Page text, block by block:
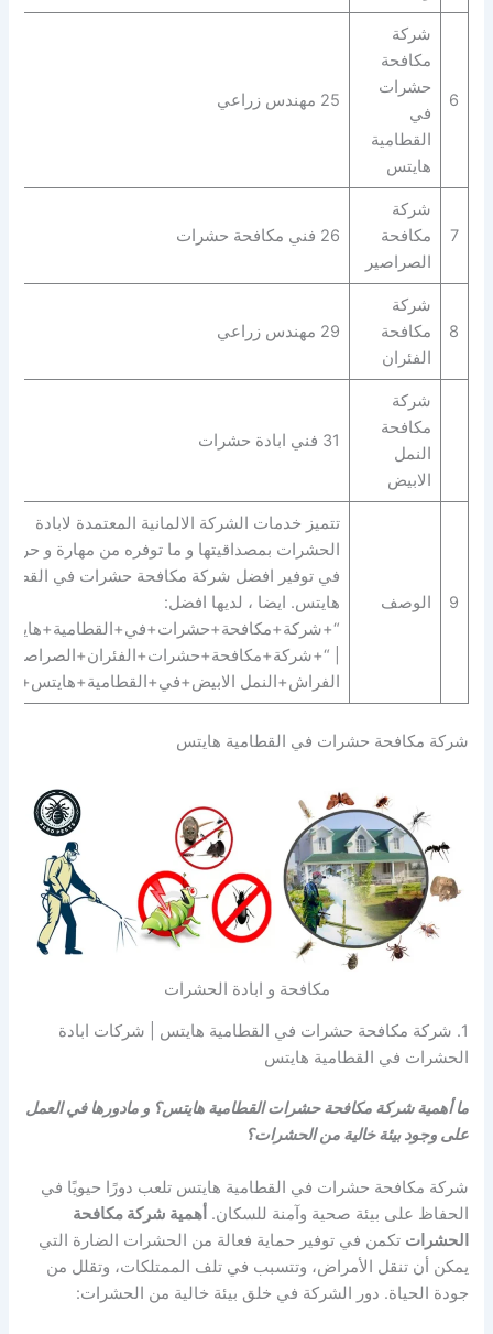
6
شركة
مكافحة
حشرات
في
القطامية
هايتس
25 مهندس زراعي
7
شركة
مكافحة
الصراصير
26 فني مكافحة حشرات
8
شركة
مكافحة
الفئران
29 مهندس زراعي
شركة
مكافحة
النمل
الابيض
31 فني ابادة حشرات
9 الوصف
تتميز خدمات الشركة الالمانية المعتمدة لابادة
الحشرات بمصداقيتها و ما توفره من مهارة و حرفية
في توفير افضل شركة مكافحة حشرات في
هايتس. ايضا ، لديها افضل:
|
الفراش+النمل الابيض+في+القطامية+هايتس+”.
شركة مكافحة حشرات في القطامية هايتس
مكافحة و ابادة الحشرات
1. شركة مكافحة حشرات في القطامية هايتس | شركات ابادة
الحشرات في القطامية هايتس
ما أهمية شركة مكافحة حشرات القطامية هايتس؟ و مادورها في العمل
على وجود بيئة خالية من الحشرات؟
شركة مكافحة حشرات في القطامية هايتس تلعب دورًا حيويًا في
الحفاظ على بيئة صحية وآمنة للسكان. أهمية شركة مكافحة
الحشرات تكمن في توفير حماية فعالة من الحشرات الضارة التي
يمكن أن تنقل الأمراض، وتتسبب في تلف الممتلكات، وتقلل من
جودة الحياة. دور الشركة في خلق بيئة خالية من الحشرات: